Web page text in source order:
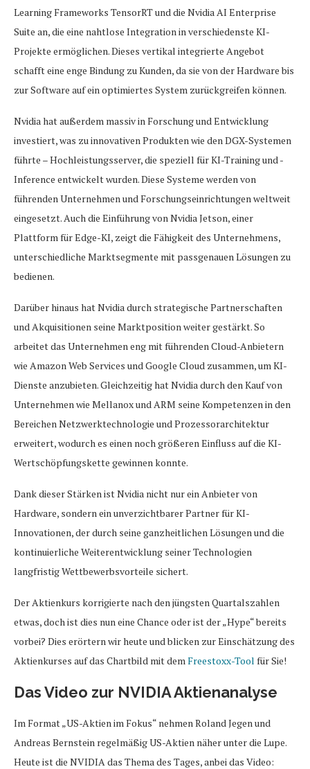
Learning Frameworks TensorRT und die Nvidia AI Enterprise
Suite an, die eine nahtlose Integration in verschiedenste KI-
Projekte ermöglichen. Dieses vertikal integrierte Angebot
schafft eine enge Bindung zu Kunden, da sie von der Hardware bis
zur Software auf ein optimiertes System zurückgreifen können.
Nvidia hat außerdem massiv in Forschung und Entwicklung
investiert, was zu innovativen Produkten wie den DGX-Systemen
führte – Hochleistungsserver, die speziell für KI-Training und -
Inference entwickelt wurden. Diese Systeme werden von
führenden Unternehmen und Forschungseinrichtungen weltweit
eingesetzt. Auch die Einführung von Nvidia Jetson, einer
Plattform für Edge-KI, zeigt die Fähigkeit des Unternehmens,
unterschiedliche Marktsegmente mit passgenauen Lösungen zu
bedienen.
Darüber hinaus hat Nvidia durch strategische Partnerschaften
und Akquisitionen seine Marktposition weiter gestärkt. So
arbeitet das Unternehmen eng mit führenden Cloud-Anbietern
wie Amazon Web Services und Google Cloud zusammen, um KI-
Dienste anzubieten. Gleichzeitig hat Nvidia durch den Kauf von
Unternehmen wie Mellanox und ARM seine Kompetenzen in den
Bereichen Netzwerktechnologie und Prozessorarchitektur
erweitert, wodurch es einen noch größeren Einfluss auf die KI-
Wertschöpfungskette gewinnen konnte.
Dank dieser Stärken ist Nvidia nicht nur ein Anbieter von
Hardware, sondern ein unverzichtbarer Partner für KI-
Innovationen, der durch seine ganzheitlichen Lösungen und die
kontinuierliche Weiterentwicklung seiner Technologien
langfristig Wettbewerbsvorteile sichert.
Der Aktienkurs korrigierte nach den jüngsten Quartalszahlen
etwas, doch ist dies nun eine Chance oder ist der „Hype“ bereits
vorbei? Dies erörtern wir heute und blicken zur Einschätzung des
Aktienkurses auf das Chartbild mit dem Freestoxx-Tool für Sie!
Das Video zur NVIDIA Aktienanalyse
Im Format „US-Aktien im Fokus“ nehmen Roland Jegen und
Andreas Bernstein regelmäßig US-Aktien näher unter die Lupe.
Heute ist die NVIDIA das Thema des Tages, anbei das Video: